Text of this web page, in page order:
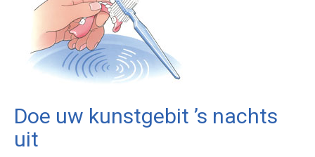
Doe uw kunstgebit ’s nachts
uit